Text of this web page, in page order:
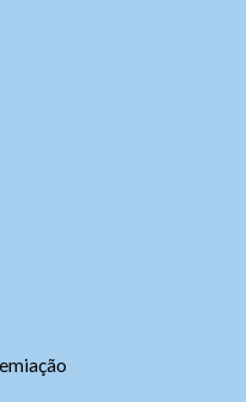
sem @dominio!